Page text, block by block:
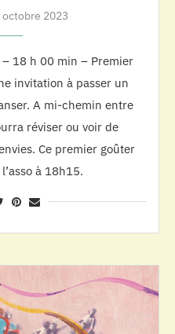
octobre 2023
18 h 00 min – Premier
invitation à passer un
A mi-chemin entre
réviser ou voir de
Ce premier goûter
à 18h15.